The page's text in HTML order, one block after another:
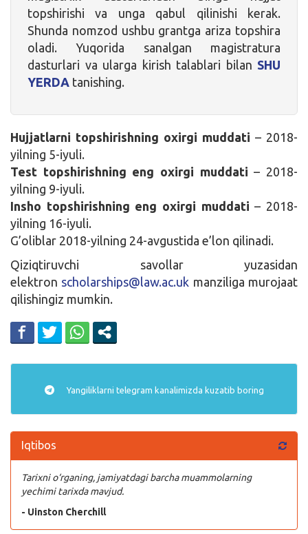
topshirishi va unga qabul qilinishi kerak.
Shunda nomzod ushbu grantga ariza topshira
oladi. Yuqorida sanalgan magistratura
dasturlari va ularga kirish talablari bilan SHU
YERDA tanishing.
Hujjatlarni topshirishning oxirgi muddati – 2018-
yilning 5-iyuli.
Test topshirishning eng oxirgi muddati – 2018-
yilning 9-iyuli.
Insho topshirishning eng oxirgi muddati – 2018-
yilning 16-iyuli.
G’oliblar 2018-yilning 24-avgustida e’lon qilinadi.
Qiziqtiruvchi savollar yuzasidan
elektron scholarships@law.ac.uk manziliga murojaat
qilishingiz mumkin.
Yangiliklarni telegram kanalimizda kuzatib boring
Iqtibos
Tarixni o‘rganing, jamiyatdagi barcha muammolarning
yechimi tarixda mavjud.
- Uinston Cherchill